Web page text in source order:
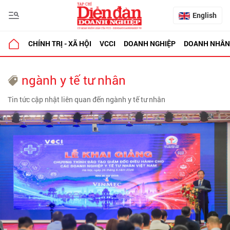
English
CHÍNH TRỊ - XÃ HỘI VCCI DOANH NGHIỆP DOANH NHÂN
ngành y tế tư nhân
Tin tức cập nhật liên quan đến ngành y tế tư nhân